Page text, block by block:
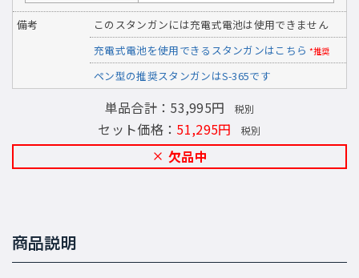
備考
このスタンガンには充電式電池は使用できません
充電式電池を使用できるスタンガンはこちら *推奨
ペン型の推奨スタンガンはS-365です
単品合計：53,995円 税別
セット価格： 51,295円 税別
欠品中
商品説明